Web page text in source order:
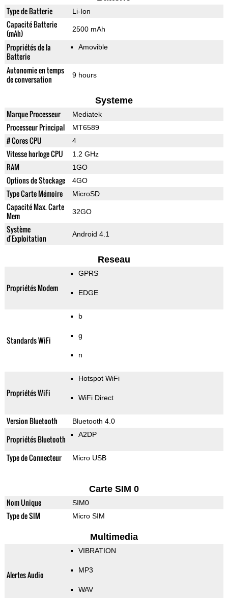
Type de Batterie Li-Ion
Capacité Batterie
(mAh)
2500 mAh
Propriétés de la
Batterie
Amovible
Autonomie en temps
de conversation
9 hours
Systeme
Marque Processeur Mediatek
Processeur Principal MT6589
# Cores CPU 4
Vitesse horloge CPU 1.2 GHz
RAM 1GO
Options de Stockage 4GO
Type Carte Mémoire MicroSD
Capacité Max. Carte
Mem
32GO
Système
d'Exploitation
Android 4.1
Reseau
Propriétés Modem
GPRS
EDGE
Standards WiFi
b
g
n
Propriétés WiFi
Hotspot WiFi
WiFi Direct
Version Bluetooth Bluetooth 4.0
Propriétés Bluetooth A2DP
Type de Connecteur Micro USB
Carte SIM 0
Nom Unique SIM0
Type de SIM Micro SIM
Multimedia
Alertes Audio
VIBRATION
MP3
WAV